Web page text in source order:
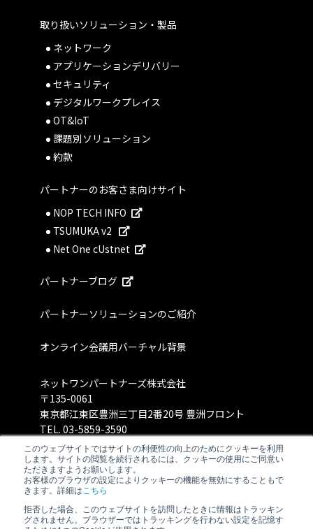
このウェブサイトではサイトの利便性の向上のためにクッキーを利用
します。サイトの閲覧を続行されるには、クッキーの使用にご同意い
ただきますようお願いします。
お客様のブラウザの設定によりクッキーの機能を無効にすることもで
きます。詳細は こちら
拒否した場合、このウェブサイトを訪問したときに情報はトラッキン
グされません。ブラウザーではトラッキングを行わない設定を記憶す
取り扱いソリューション・製品
ネットワーク
アプリケーションデリバリー
セキュリティ
デジタルワークプレイス
OT&IoT
課題別ソリューション
約款
パートナーのお客さま向けサイト
NOP TECH INFO
TSUMUKA v2
Net One cUstnet
パートナーブログ
パートナーソリューションのご紹介
オンライン会議用バーチャル背景
ネットワンパートナーズ株式会社
〒135-0061
東京都江東区豊洲三丁目2番20号 豊洲フロント
TEL. 03-5859-3590